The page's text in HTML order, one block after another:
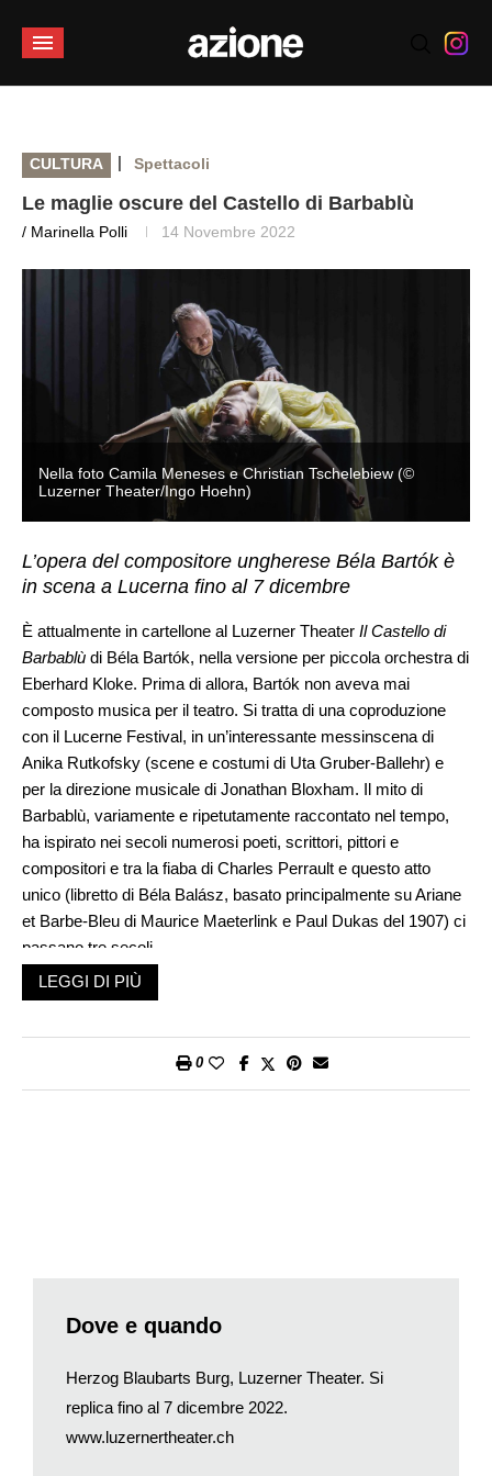
CULTURA | Spettacoli
Le maglie oscure del Castello di Barbablù
/ Marinella Polli 14 Novembre 2022
Nella foto Camila Meneses e Christian Tschelebiew (©
Luzerner Theater/Ingo Hoehn)
L’opera del compositore ungherese Béla Bartók è
in scena a Lucerna fino al 7 dicembre
È attualmente in cartellone al Luzerner Theater Il Castello di
Barbablù di Béla Bartók, nella versione per piccola orchestra di
Eberhard Kloke. Prima di allora, Bartók non aveva mai
composto musica per il teatro. Si tratta di una coproduzione
con il Lucerne Festival, in un’interessante messinscena di
Anika Rutkofsky (scene e costumi di Uta Gruber-Ballehr) e
per la direzione musicale di Jonathan Bloxham. Il mito di
Barbablù, variamente e ripetutamente raccontato nel tempo,
ha ispirato nei secoli numerosi poeti, scrittori, pittori e
compositori e tra la fiaba di Charles Perrault e questo atto
unico (libretto di Béla Balász, basato principalmente su Ariane
et Barbe-Bleu di Maurice Maeterlink e Paul Dukas del 1907) ci
passano tre secoli.
Nell’opera di Bartók non facilmente riducibile a questa o quella
formula, agiscono due soli personaggi, ma anche il luogo
protagonista, cosa che si capisce sin dal prologo declamato da
come Eva all’inizio dei tempi, come la moglie di Lot, come Elsa
con Lohengrin, vuole sapere tutto di lui e lo tempesta di
domande. Non solo con il suo amore, ma anche con la sua
devota e sempre pronta al sacrificio di fronte all’uomo forte che
tutto decide, deve assolutamente capire la psiche dell’uomo
LEGGI DI PIÙ
0
Dove e quando
Herzog Blaubarts Burg, Luzerner Theater. Si
replica fino al 7 dicembre 2022.
www.luzernertheater.ch